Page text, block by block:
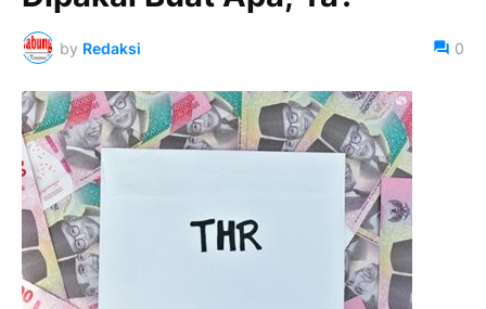
by Redaksi 0